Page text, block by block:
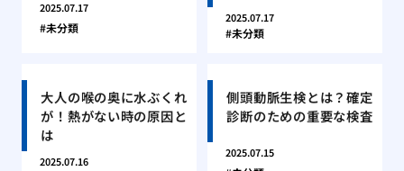
2025.07.17
未分類
2025.07.17
未分類
大人の喉の奥に水ぶくれ
が！熱がない時の原因と
は
2025.07.16
側頭動脈生検とは？確定
診断のための重要な検査
2025.07.15